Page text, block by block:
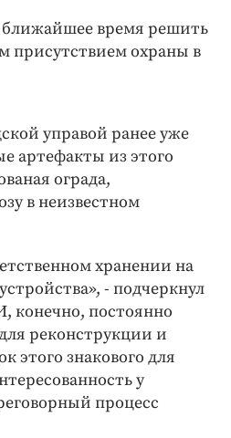
ближайшее время решить
присутствием охраны в
управой ранее уже
артефакты из этого
ограда,
в неизвестном
хранении на
- подчеркнул
конечно, постоянно
реконструкции и
этого знакового для
у
процесс